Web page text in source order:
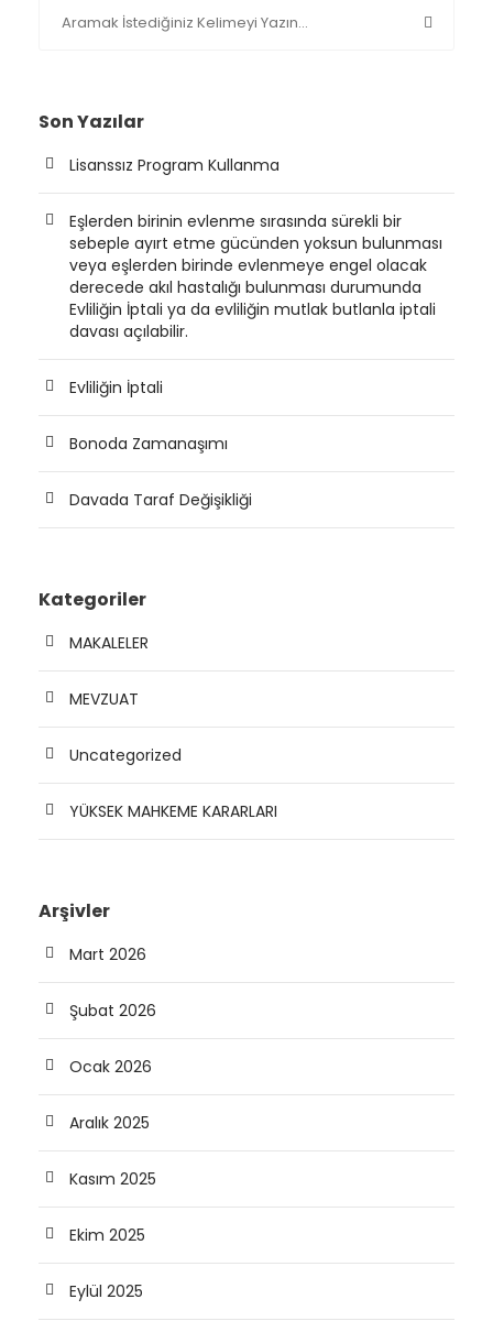
Son Yazılar
Lisanssız Program Kullanma
Eşlerden birinin evlenme sırasında sürekli bir
sebeple ayırt etme gücünden yoksun bulunması
veya eşlerden birinde evlenmeye engel olacak
derecede akıl hastalığı bulunması durumunda
Evliliğin İptali ya da evliliğin mutlak butlanla iptali
davası açılabilir.
Evliliğin İptali
Bonoda Zamanaşımı
Davada Taraf Değişikliği
Kategoriler
MAKALELER
MEVZUAT
Uncategorized
YÜKSEK MAHKEME KARARLARI
Arşivler
Mart 2026
Şubat 2026
Ocak 2026
Aralık 2025
Kasım 2025
Ekim 2025
Eylül 2025